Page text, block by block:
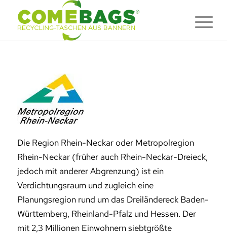
Die Region Rhein-Neckar oder Metropolregion
Rhein-Neckar (früher auch Rhein-Neckar-Dreieck,
jedoch mit anderer Abgrenzung) ist ein
Verdichtungsraum und zugleich eine
Planungsregion rund um das Dreiländereck Baden-
Württemberg, Rheinland-Pfalz und Hessen. Der
mit 2,3 Millionen Einwohnern siebtgrößte